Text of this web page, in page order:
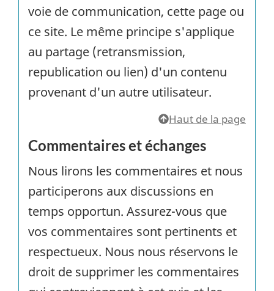
voie de communication, cette page ou
ce site. Le même principe s'applique
au partage (retransmission,
republication ou lien) d'un contenu
provenant d'un autre utilisateur.
Haut de la page
Commentaires et échanges
Nous lirons les commentaires et nous
participerons aux discussions en
temps opportun. Assurez-vous que
vos commentaires sont pertinents et
respectueux. Nous nous réservons le
droit de supprimer les commentaires